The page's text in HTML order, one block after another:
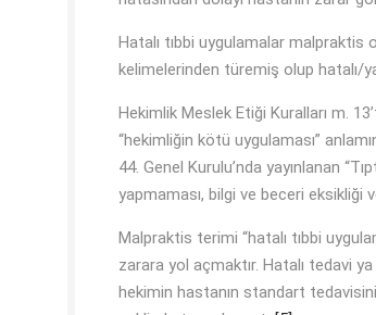
Hatalı tıbbi uygulamalar malpraktis
kelimelerinden türemiş olup hatalı/
Hekimlik Meslek Etiği Kuralları m.
“hekimliğin kötü uygulaması”
44. Genel Kurulu’nda yayınlanan
yapmaması, bilgi ve beceri eksikliği
Malpraktis terimi “hatalı tıbbi
zarara yol açmaktır. Hatalı tedavi
hekimin hastanın standart tedavisini